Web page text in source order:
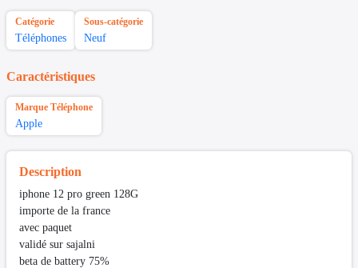
Catégorie
Téléphones
Sous-catégorie
Neuf
Caractéristiques
Marque Téléphone
Apple
Description
iphone 12 pro green 128G
importe de la france
avec paquet
validé sur sajalni
beta de battery 75%